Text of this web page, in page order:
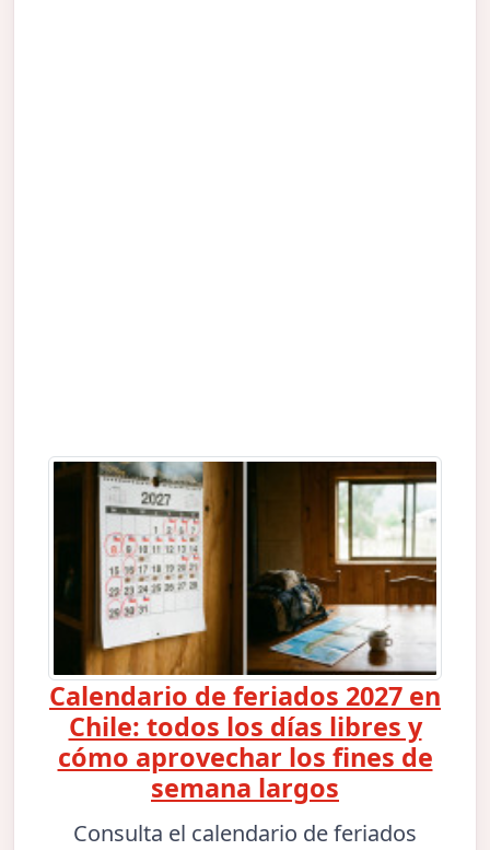
Calendario de feriados 2027 en
Chile: todos los días libres y
cómo aprovechar los fines de
semana largos
Consulta el calendario de feriados